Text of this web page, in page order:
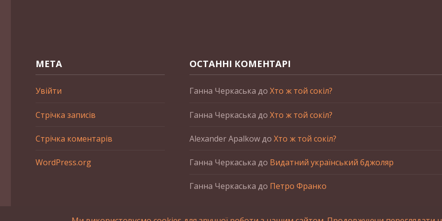
МЕТА
Увійти
Стрічка записів
Стрічка коментарів
WordPress.org
ОСТАННІ КОМЕНТАРІ
Ганна Черкаська до Хто ж той сокіл?
Ганна Черкаська до Хто ж той сокіл?
Alexander Apalkowдо Хто ж той сокіл?
Ганна Черкаська до Видатний український бджоляр
Ганна Черкаська до Петро Франко